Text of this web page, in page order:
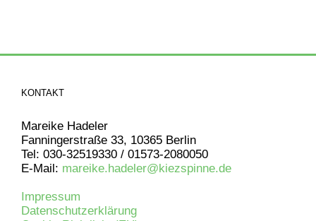
KONTAKT
Mareike Hadeler
Fanningerstraße 33, 10365 Berlin
Tel: 030-32519330 / 01573-2080050
E-Mail: mareike.hadeler@kiezspinne.de
Impressum
Datenschutzerklärung